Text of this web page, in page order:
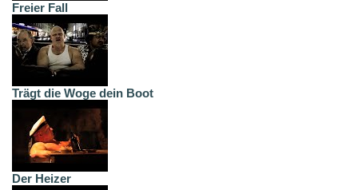
Freier Fall
Trägt die Woge dein Boot
Der Heizer